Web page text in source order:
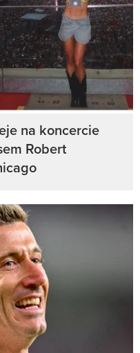
na koncercie
Robert